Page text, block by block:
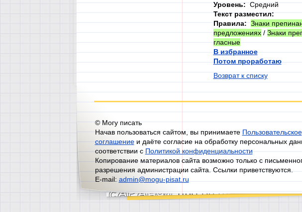
Уровень:Средний
Текст разместил:
Правила: Знаки
предложениях/Знаки
гласные
В избранное
Потом проработаю
Возврат к списку
© Могу писать
Начав пользоваться сайтом, вы принимаетеПользовательское
соглашениеи даёте согласие на обработку персональных
соответствии сПолитикой конфиденциальности
Копирование материалов сайта возможно только с
разрешения администрации сайта. Ссылки приветствуются.
E-mail: admin@mogu-pisat.ru